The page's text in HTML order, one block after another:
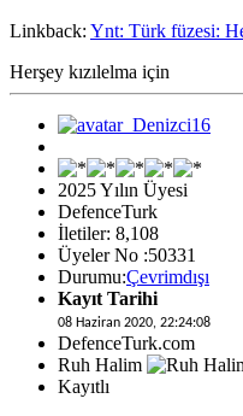
Linkback: Ynt: Türk füzesi:
Herşey kızılelma için
2025 Yılın Üyesi
DefenceTurk
İletiler: 8,108
Üyeler No :50331
Durumu:Çevrimdışı
Kayıt Tarihi
08 Haziran 2020, 22:24:08
DefenceTurk.com
Ruh Halim
Kayıtlı